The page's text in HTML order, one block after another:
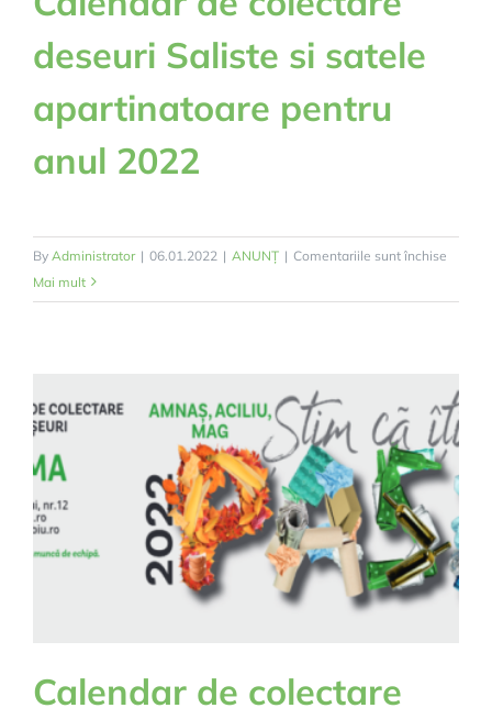
deseuri Saliste si satele
apartinatoare pentru
anul 2022
By Administrator | 06.01.2022 | ANUNȚ | Comentariile sunt închise
de
si
satele
pentru
anul
2022
Mai mult
Calendar de colectare